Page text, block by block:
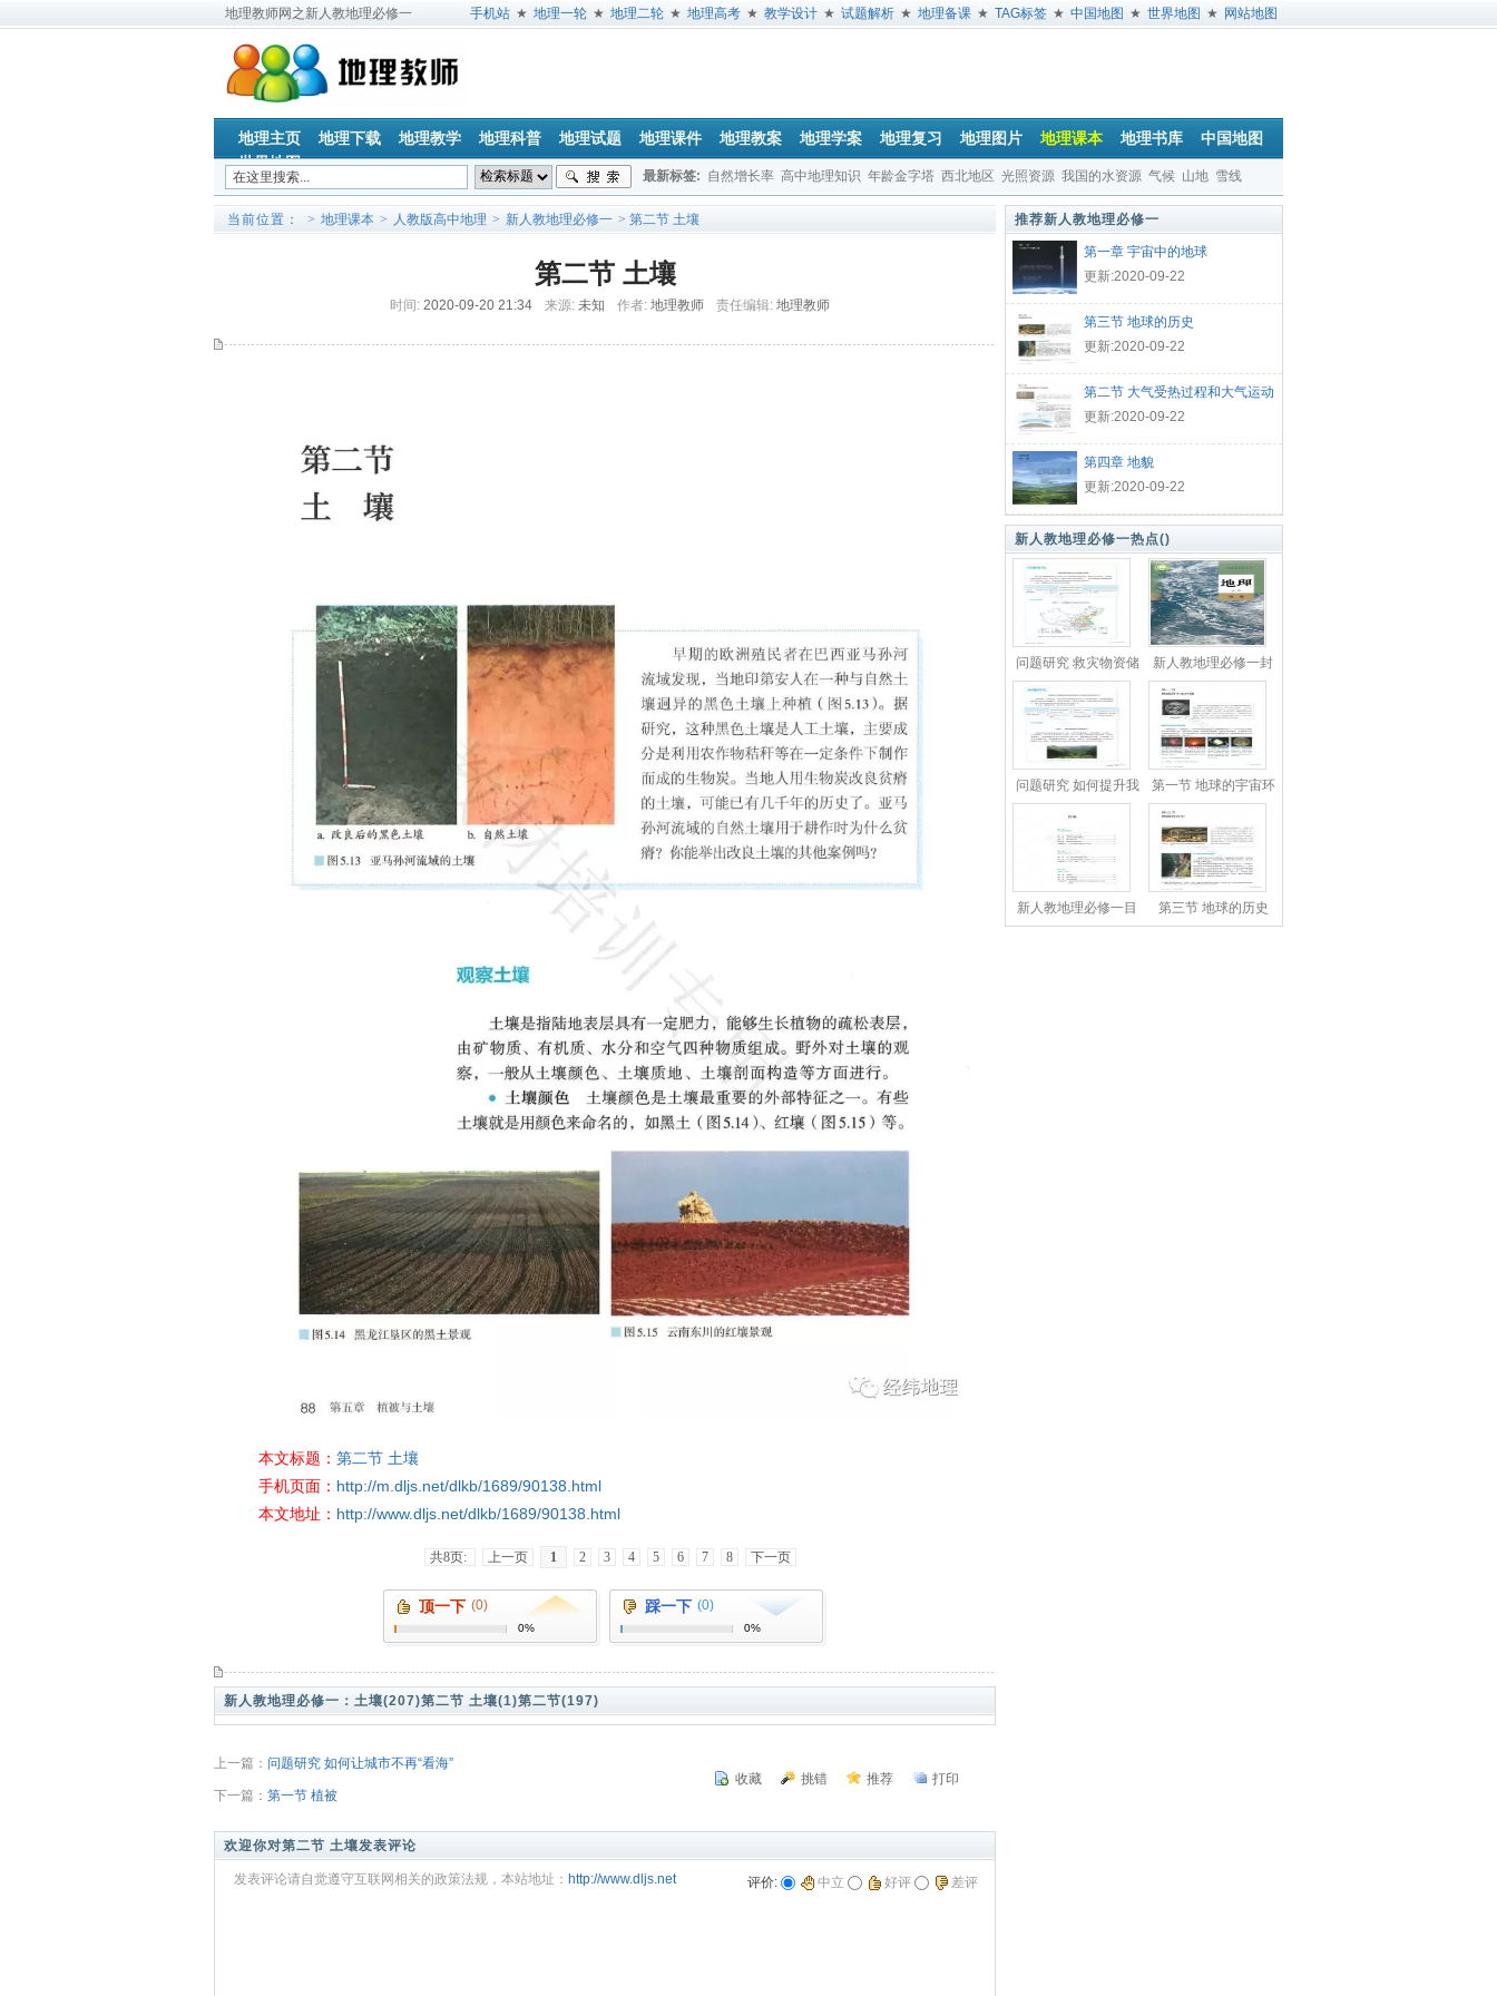
地理教师网之新人教地理必修一 手机站 ★ 地理一轮 ★ 地理二轮 ★ 地理高考 ★ 教学设计 ★ 试题解析 ★ 地理备课 ★ TAG标签 ★ 中国地图 ★ 世界地图 ★ 网站地图
地理主页 地理下载 地理教学 地理科普 地理试题 地理课件 地理教案 地理学案 地理复习 地理图片 地理课本 地理书库
中国地图
世界地图
最新标签: 自然增长率 高中地理知识 年龄金字塔 西北地区 光照资源 我国的水资源 气候 山地 雪线
垂直地带性
当前位置： > 地理课本 > 人教版高中地理 > 新人教地理必修一 > 第二节 土壤
第二节 土壤
时间: 2020-09-20 21:34 来源: 未知 作者: 地理教师 责任编辑: 地理教师
本文标题： 第二节 土壤
手机页面： http://m.dljs.net/dlkb/1689/90138.html
本文地址： http://www.dljs.net/dlkb/1689/90138.html
共8页: 上一页 1 2 3 4 5 6 7 8 下一页
顶一下 (0)
0%
踩一下 (0)
0%
新人教地理必修一： 土壤(207)第二节 土壤(1)第二节(197)
上一篇： 问题研究 如何让城市不再“看海”
下一篇： 第一节 植被
收藏 挑错 推荐 打印
欢迎你对第二节 土壤发表评论
发表评论请自觉遵守互联网相关的政策法规，本站地址： http://www.dljs.net 评价: 中立 好评 差评
推荐新人教地理必修一
第一章 宇宙中的地球
更新:2020-09-22
第三节 地球的历史
更新:2020-09-22
第二节 大气受热过程和大气运动
更新:2020-09-22
第四章 地貌
更新:2020-09-22
新人教地理必修一热点()
问题研究 救灾物资储
备库应该建
新人教地理必修一封
问题研究 如何提升我
国西南喀斯
第一节 地球的宇宙环
新人教地理必修一目 第三节 地球的历史